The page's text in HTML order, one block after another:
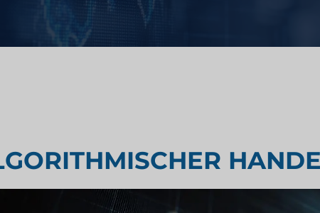
Geschmackstest